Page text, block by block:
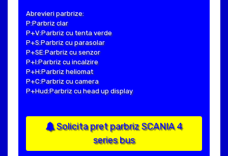
Abrevieri parbrize:
P:Parbriz clar
P+V:Parbriz cu tenta verde
P+S:Parbriz cu parasolar
P+SE:Parbriz cu senzor
P+I:Parbriz cu incalzire
P+H:Parbriz heliomat
P+C:Parbriz cu camera
P+Hud:Parbriz cu head up display
Solicita pret parbriz SCANIA 4
series bus